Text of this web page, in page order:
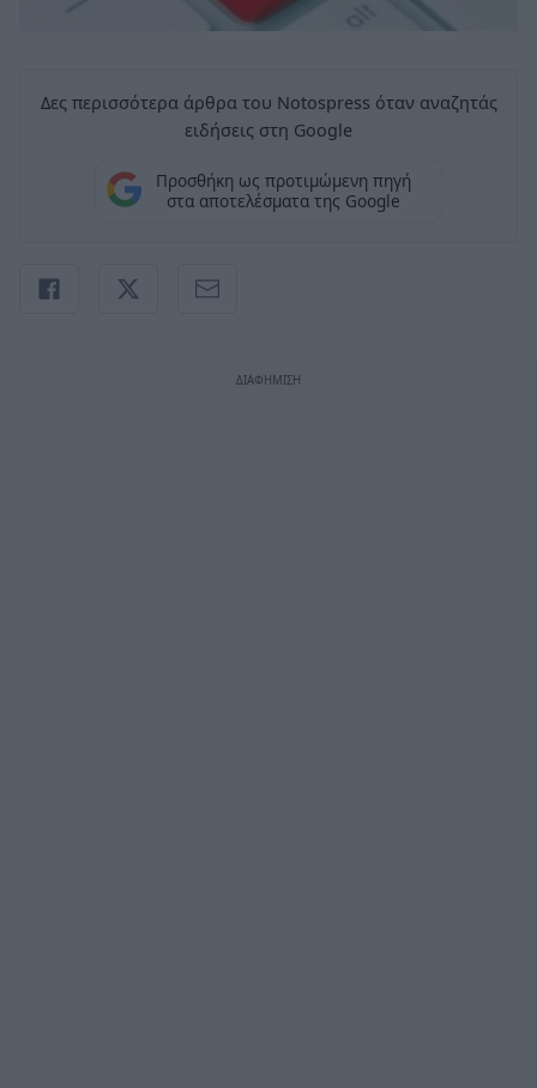
Δες περισσότερα άρθρα του Notospress όταν αναζητάς
ειδήσεις στη Google
Προσθήκη ως προτιμώμενη πηγή
στα αποτελέσματα της Google